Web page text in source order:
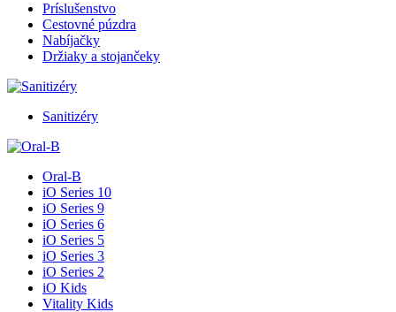
Príslušenstvo
Cestovné púzdra
Nabíjačky
Držiaky a stojančeky
Sanitizéry
Oral-B
iO Series 10
iO Series 9
iO Series 6
iO Series 5
iO Series 3
iO Series 2
iO Kids
Vitality Kids